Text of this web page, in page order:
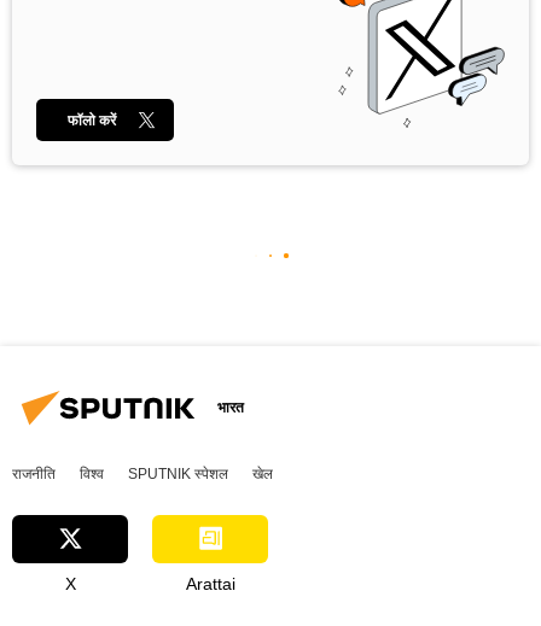
फॉलो करें
भारत
राजनीति विश्व SPUTNIK स्पेशल खेल
X Arattai